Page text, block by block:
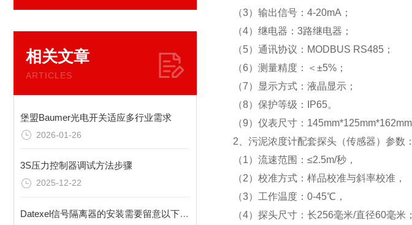
相关文章
ARTICLES
堡盟Baumer光电开关适应多行业需求
2026-01-26
3S压力控制器调试方法步骤
2025-12-22
Datexel信号隔离器的安装需要留意以下方面？
（3）输出信号：4-20mA；
（4）继电器：3路继电器；
（5）通讯协议：MODBUS RS485；
（6）测量精度：＜±5%；
（7）显示方式：液晶显示；
（8）保护等级：IP65。
（9）仪表尺寸： 145mm*125mm*162mm
2、污泥浓度计配套探头（传感器）参数：
（1）流速范围：≤2.5m/秒，
（2）校准方式：样品校准与斜率校准，
（3）工作温度：0-45℃，
（4）探头尺寸：长256毫米/直径60毫米；